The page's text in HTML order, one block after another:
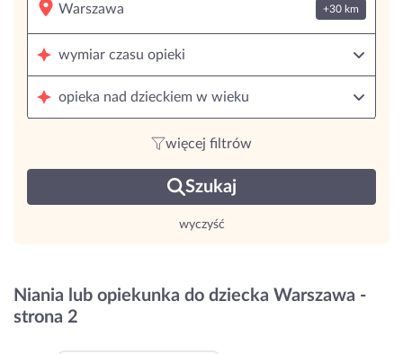
+30 km
wymiar czasu opieki
opieka nad dzieckiem w wieku
więcej filtrów
Szukaj
wyczyść
Niania lub opiekunka do dziecka Warszawa -
strona 2